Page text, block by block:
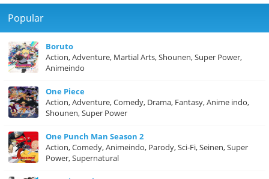
Popular
Boruto
Action, Adventure, Martial Arts, Shounen, Super Power,
Animeindo
One Piece
Action, Adventure, Comedy, Drama, Fantasy, Anime indo,
Shounen, Super Power
One Punch Man Season 2
Action, Comedy, Animeindo, Parody, Sci-Fi, Seinen, Super
Power, Supernatural